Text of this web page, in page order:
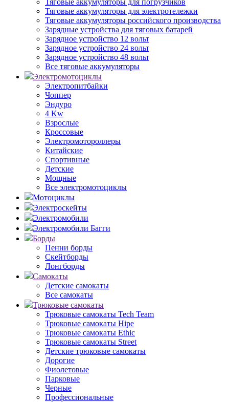
Тяговые аккумуляторы для погрузчиков
Тяговые аккумуляторы для электротележки
Тяговые аккумуляторы российского производства
Зарядные устройства для тяговых батарей
Зарядное устройство 12 вольт
Зарядное устройство 24 вольт
Зарядное устройство 48 вольт
Все тяговые аккумуляторы
Электромотоциклы
Электропитбайки
Чоппер
Эндуро
4 Kw
Взрослые
Кроссовые
Электромотороллеры
Китайские
Спортивные
Детские
Мощные
Все электромотоциклы
Мотоциклы
Электроскейты
Электромобили
Электромобили Багги
Борды
Пенни борды
Скейтборды
Лонгборды
Самокаты
Детские самокаты
Все самокаты
Трюковые самокаты
Трюковые самокаты Tech Team
Трюковые самокаты Hipe
Трюковые самокаты Ethic
Трюковые самокаты Street
Детские трюковые самокаты
Дорогие
Фиолетовые
Парковые
Черные
Профессиональные